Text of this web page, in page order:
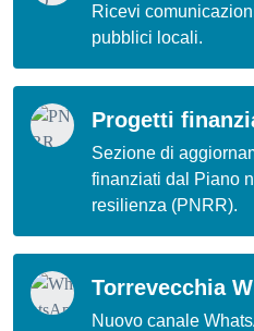
Ricevi
pubblici locali.
Progetti
Sezione di
finanziati dal Piano
resilienza (PNRR).
Torrevecchia
Nuovo canale